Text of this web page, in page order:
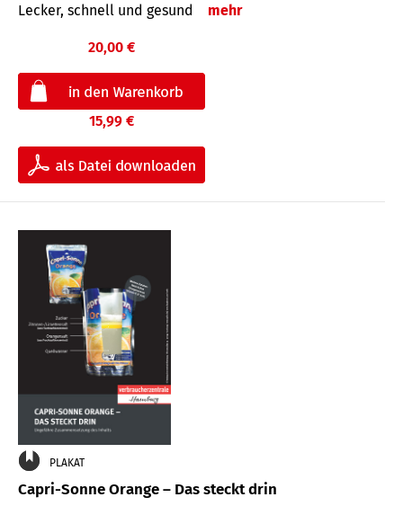
Lecker, schnell und gesund mehr
20,00 €
15,99 €
PLAKAT
Capri-Sonne Orange – Das steckt drin